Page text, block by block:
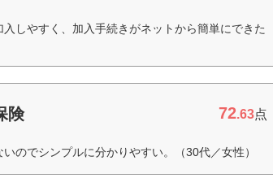
しやすく、加入手続きがネットから簡単にできた
険 72.63点
のでシンプルに分かりやすい。（30代／女性）